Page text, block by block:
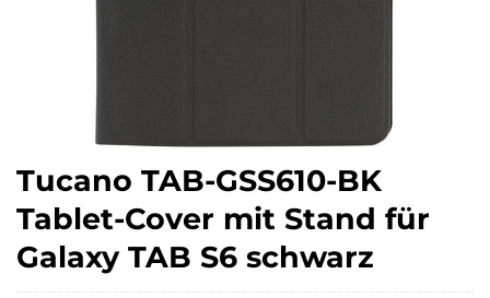
Tucano TAB-GSS610-BK
Tablet-Cover mit Stand für
Galaxy TAB S6 schwarz